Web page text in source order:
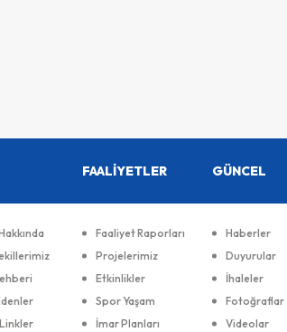
FAALİYETLER
Faaliyet Raporları
Projelerimiz
Etkinlikler
Spor Yaşam
İmar Planları
GÜNCEL
Haberler
Duyurular
İhaleler
Fotoğraflar
Videolar